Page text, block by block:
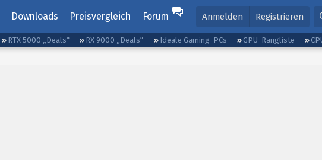
Downloads Preisvergleich Forum Anmelden Registrieren
RTX 5000 „Deals“ RX 9000 „Deals“ Ideale Gaming-PCs GPU-Rangliste